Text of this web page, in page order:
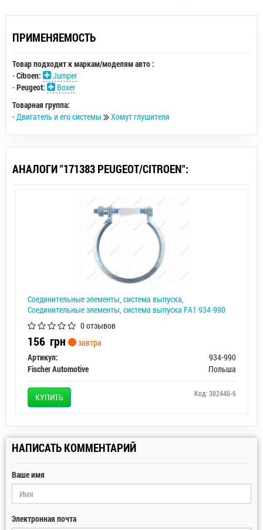
ПРИМЕНЯЕМОСТЬ
Товар подходит к маркам/моделям авто :
-Citroen:
Jumper
-Peugeot:
Boxer
Товарная группа:
-Двигатель и его системы Хомут глушителя
АНАЛОГИ "171383 PEUGEOT/CITROEN":
Соединительные элементы, система выпуска,
Соединительные элементы, система выпуска FA1 934-990
0 отзывов
156 грн
завтра
Артикул:
934-990
Fischer Automotive
Польша
КУПИТЬ Код: 382446-6
НАПИСАТЬ КОММЕНТАРИЙ
Ваше имя
Электронная почта